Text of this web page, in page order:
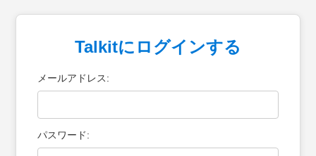
Talkitにログインする
メールアドレス:
パスワード: